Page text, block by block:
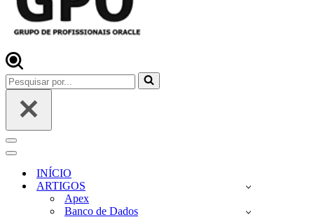
Pesquisar
por...
Menu
de
navegação
Menu
navegaçãoINÍCIO
ARTIGOS
Apex
Banco de Dados